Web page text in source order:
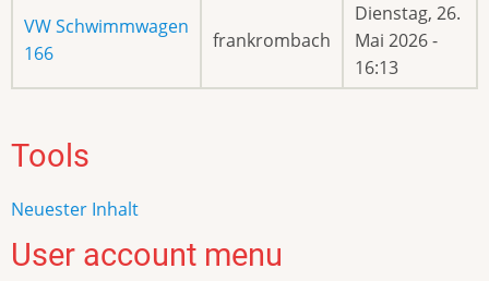
VW Schwimmwagen
166
frankrombach
Dienstag, 26.
Mai 2026 -
16:13
Tools
Neuester Inhalt
User account menu